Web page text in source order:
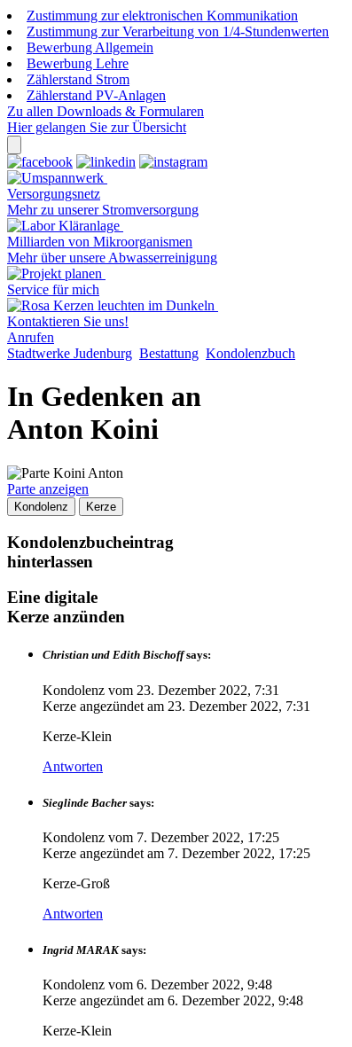
Zustimmung zur elektronischen Kommunikation
Zustimmung zur Verarbeitung von 1/4-Stundenwerten
Bewerbung Allgemein
Bewerbung Lehre
Zählerstand Strom
Zählerstand PV-Anlagen
Zu allen Downloads & Formularen
Hier gelangen Sie zur Übersicht
Versorgungsnetz
Mehr zu unserer Stromversorgung
Milliarden von Mikroorganismen
Mehr über unsere Abwasserreinigung
Service für mich
Kontaktieren Sie uns!
Anrufen
Stadtwerke Judenburg Bestattung Kondolenzbuch
In Gedenken an
Anton Koini
Parte anzeigen
Kondolenz Kerze
Kondolenzbucheintrag
hinterlassen
Eine digitale
Kerze anzünden
Christian und Edith Bischoff says:
Kondolenz vom 23. Dezember 2022, 7:31
Kerze angezündet am 23. Dezember 2022, 7:31
Kerze-Klein
Antworten
Sieglinde Bacher says:
Kondolenz vom 7. Dezember 2022, 17:25
Kerze angezündet am 7. Dezember 2022, 17:25
Kerze-Groß
Antworten
Ingrid MARAK says:
Kondolenz vom 6. Dezember 2022, 9:48
Kerze angezündet am 6. Dezember 2022, 9:48
Kerze-Klein